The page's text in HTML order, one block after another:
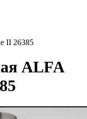
II 26385
ALFA